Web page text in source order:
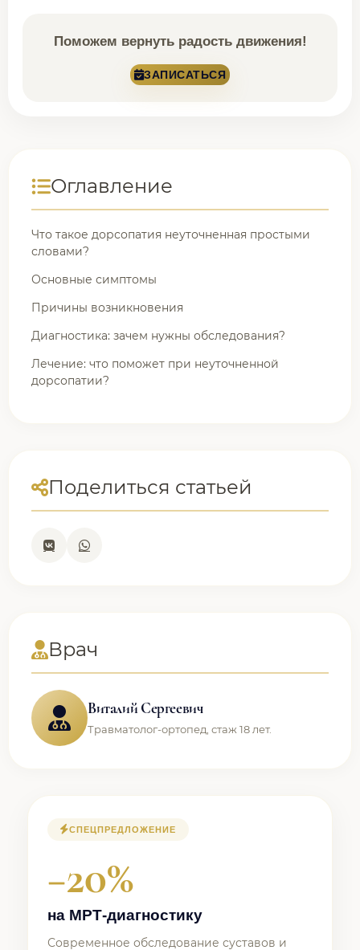
Поможем вернуть радость движения!
ЗАПИСАТЬСЯ
Оглавление
Что такое дорсопатия неуточненная простыми
словами?
Основные симптомы
Причины возникновения
Диагностика: зачем нужны обследования?
Лечение: что поможет при неуточненной
дорсопатии?
Поделиться статьей
Врач
Виталий Сергеевич
Травматолог-ортопед, стаж 18 лет.
СПЕЦПРЕДЛОЖЕНИЕ
−20%
на МРТ-диагностику
Современное обследование суставов и